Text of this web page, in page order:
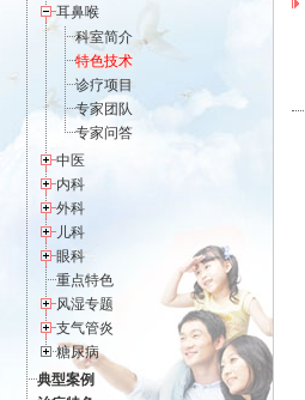
耳鼻喉
科室简介
特色技术
诊疗项目
专家团队
专家问答
中医
内科
外科
儿科
眼科
重点特色
风湿专题
支气管炎
糖尿病
典型案例